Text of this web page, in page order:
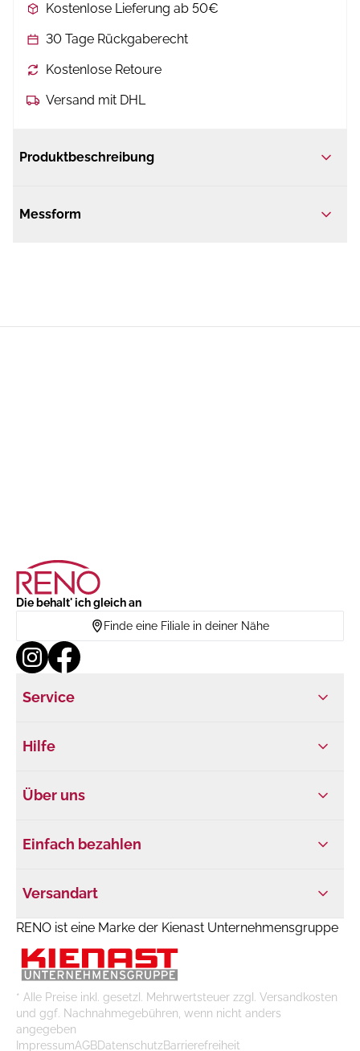
Kostenlose Lieferung ab 50€
30 Tage Rückgaberecht
Kostenlose Retoure
Versand mit DHL
Produktbeschreibung
Messform
Die behalt' ich gleich an
Finde eine Filiale in deiner Nähe
Service
Hilfe
Über uns
Einfach bezahlen
Versandart
RENO ist eine Marke der Kienast Unternehmensgruppe
* Alle Preise inkl. gesetzl. Mehrwertsteuer zzgl. Versandkosten
und ggf. Nachnahmegebühren, wenn nicht anders
angegeben
ImpressumAGBDatenschutzBarrierefreiheit